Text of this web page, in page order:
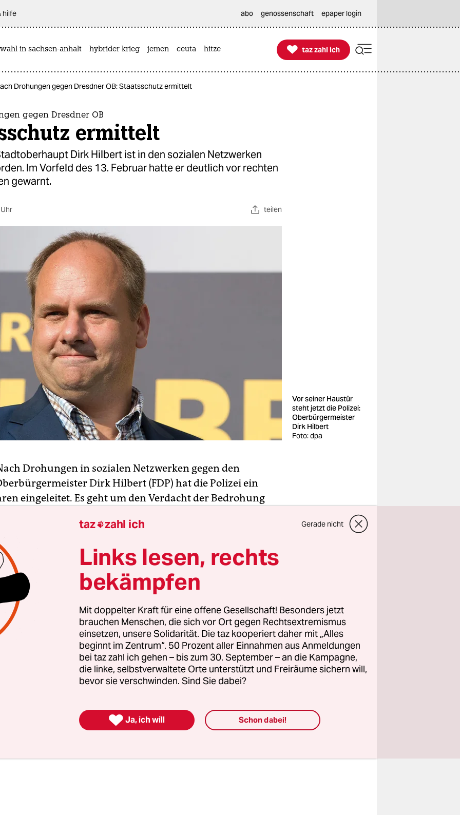
hilfe abo genossenschaft epaper login
in sachsen-anhalt hybrider krieg jemen ceuta hitze 
taz zahl ich
taz zahl ich
Drohungen gegen Dresdner OB: Staatsschutz ermittelt
gegen Dresdner OB
ermittelt
Dirk Hilbert ist in den sozialen Netzwerken
Im Vorfeld des 13. Februar hatte er deutlich vor rechten
gewarnt.
teilen
Vor seiner Haustür
steht jetzt die Polizei:
Oberbürgermeister
Dirk Hilbert
Foto: dpa
Drohungen in sozialen Netzwerken gegen den
Dirk Hilbert (FDP) hat die Polizei ein
eingeleitet. Es geht um den Verdacht der Bedrohung
übernommen, teilte die Polizei am Samstag mit.
mit dem Social Media Team der sächsischen Polizei
den Angaben zufolge mehrere Eintragungen in
Darüber hinaus seien seit Freitagabend rund um
und Wachpolizisten an der Wohnung des
präsent.
taz zahl ich Gerade nicht
Links lesen, rechts
bekämpfen
Mit doppelter Kraft für eine offene Gesellschaft! Besonders jetzt
brauchen Menschen, die sich vor Ort gegen Rechtsextremismus
einsetzen, unsere Solidarität. Die taz kooperiert daher mit „Alles
beginnt im Zentrum“. 50 Prozent aller Einnahmen aus Anmeldungen
bei taz zahl ich gehen – bis zum 30. September – an die Kampagne,
die linke, selbstverwaltete Orte unterstützt und Freiräume sichern will,
bevor sie verschwinden. Sind Sie dabei?
 Ja, ich will Schon dabei!